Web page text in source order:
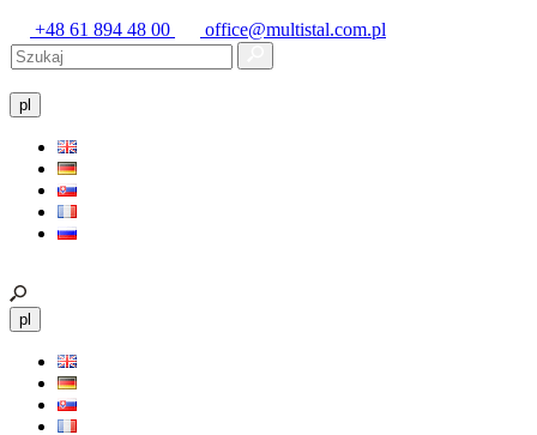
+48 61 894 48 00 office@multistal.com.pl
pl
pl